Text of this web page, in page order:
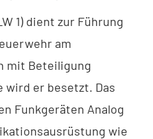
1) dient zur Führung
am
mit Beteiligung
wird er besetzt. Das
Funkgeräten Analog
wie